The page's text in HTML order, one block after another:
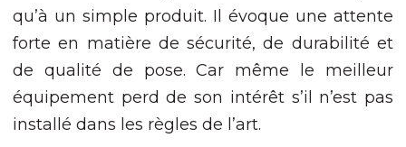
qu’à un simple produit. Il évoque une attente
forte en matière de sécurité, de durabilité et
de qualité de pose. Car même le meilleur
équipement perd de son intérêt s’il n’est pas
installé dans les règles de l’art.
des offres
personnalisés.